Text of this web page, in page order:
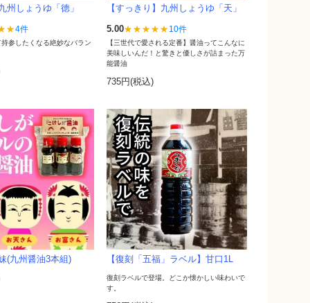
州しょうゆ「徳」
4件
参したくなる絶妙なバラン
【すっきり】九州しょうゆ「天」
5.00 10件
【三世代で愛される定番】醤油ってこんなに
美味しいんだ！と驚きと優しさが詰まった万
能醤油
735円(税込)
(九州醤油3本組)
【復刻「五福」ラベル】甘口1L
復刻ラベルで登場。どこか懐かしい味わいで
す。